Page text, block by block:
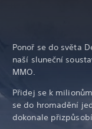
Ponoř se do světa
naší sluneční
MMO.
Přidej se k
se do hromadění
dokonale